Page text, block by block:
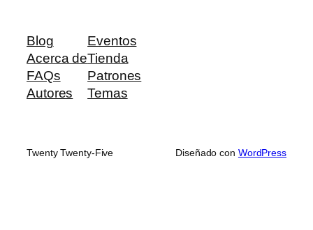
Blog
Acerca de
FAQs
Autores
Eventos
Tienda
Patrones
Temas
Twenty Twenty-Five Diseñado con WordPress